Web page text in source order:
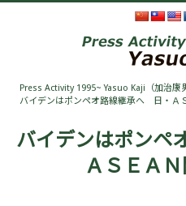
Press Activity 1995~ Yasuo Kaji（加治康
バイデンはポンペオ路線継承へ 日・Ａ
バイデンはポンペ
ＡＳＥＡ